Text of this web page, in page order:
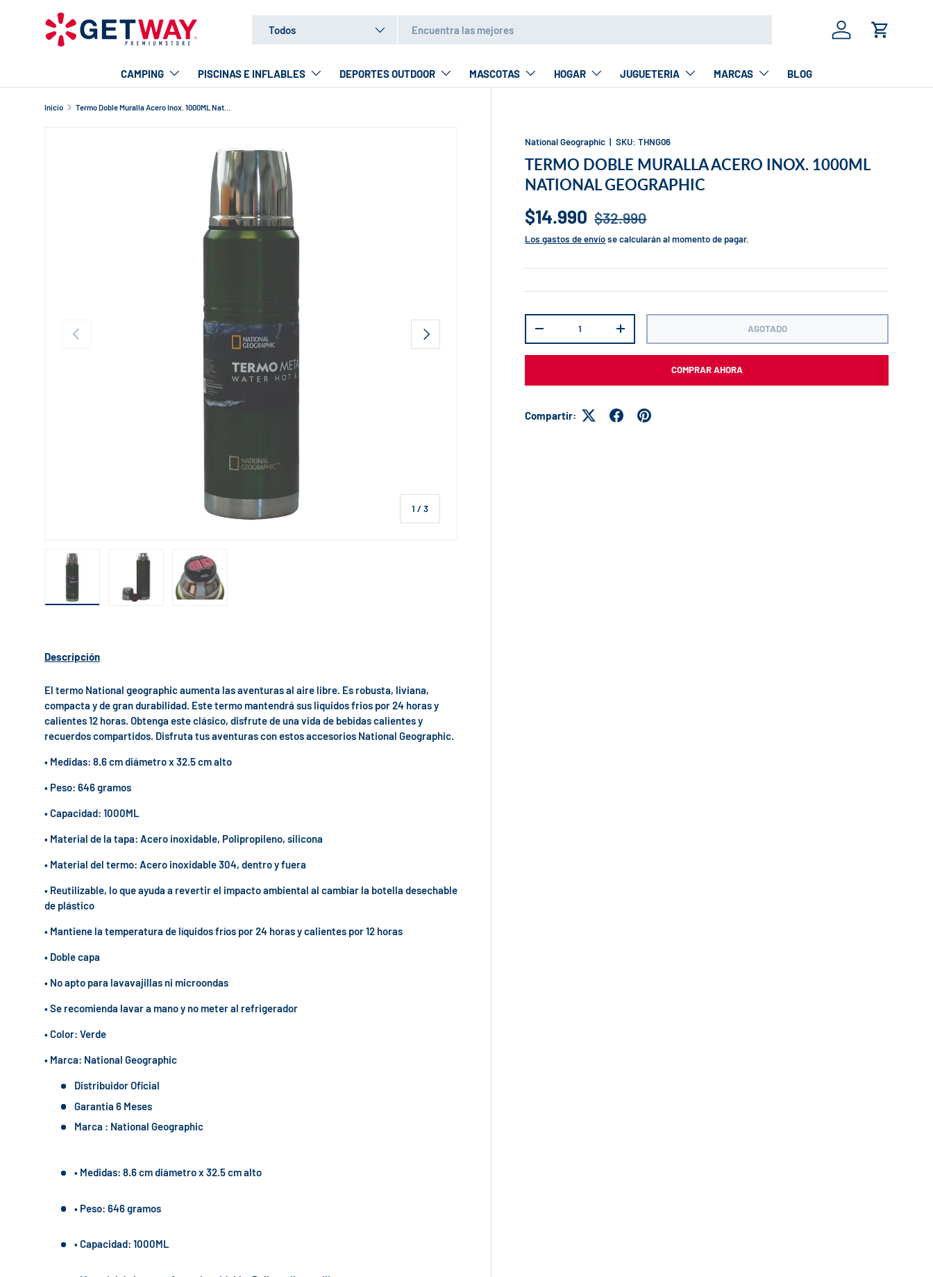
IR AL CONTENIDO Todos Iniciar sesión
Carrito
CAMPING PISCINAS E INFLABLES DEPORTES OUTDOOR MASCOTAS HOGAR JUGUETERIA MARCAS BLOG
Inicio Termo Doble Muralla Acero Inox. 1000ML National Geographic
ANTERIOR
1 /de
3
SIGUIENTE
National Geographic |SKU: THNG06
TERMO DOBLE MURALLA ACERO INOX. 1000ML
NATIONAL GEOGRAPHIC
$14.990 $32.990
Los gastos de envíose calcularán al momento de pagar.
-
+ AGOTADO
COMPRAR AHORA
Compartir:
Descripción
El termo National geographic aumenta las aventuras al aire libre. Es robusta, liviana,
compacta y de gran durabilidad. Este termo mantendrá sus liquidos frios por 24 horas y
calientes 12 horas. Obtenga este clásico, disfrute de una vida de bebidas calientes y
recuerdos compartidos. Disfruta tus aventuras con estos accesorios National Geographic.
• Medidas: 8.6 cm diámetro x 32.5 cm alto
• Peso: 646 gramos
• Capacidad: 1000ML
• Material de la tapa: Acero inoxidable, Polipropileno, silicona
• Material del termo: Acero inoxidable 304, dentro y fuera
• Reutilizable, lo que ayuda a revertir el impacto ambiental al cambiar la botella desechable
de plástico
• Mantiene la temperatura de líquidos fríos por 24 horas y calientes por 12 horas
• Doble capa
• No apto para lavavajillas ni microondas
• Se recomienda lavar a mano y no meter al refrigerador
• Color: Verde
• Marca: National Geographic
Distribuidor Oficial
Garantia 6 Meses
Marca : National Geographic
• Medidas: 8.6 cm diámetro x 32.5 cm alto
• Peso: 646 gramos
• Capacidad: 1000ML